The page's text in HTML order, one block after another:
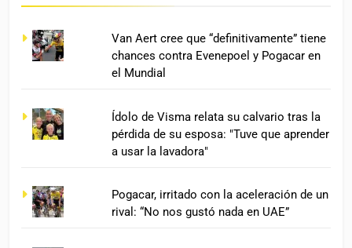
Van Aert cree que “definitivamente” tiene
chances contra Evenepoel y Pogacar en
el Mundial
Ídolo de Visma relata su calvario tras la
pérdida de su esposa: "Tuve que aprender
a usar la lavadora"
Pogacar, irritado con la aceleración de un
rival: “No nos gustó nada en UAE”